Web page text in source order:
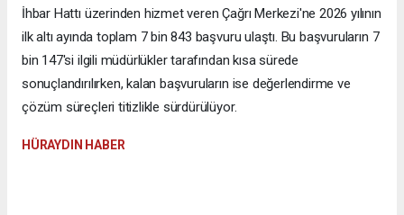
İhbar Hattı üzerinden hizmet veren Çağrı Merkezi'ne 2026 yılının
ilk altı ayında toplam 7 bin 843 başvuru ulaştı. Bu başvuruların 7
bin 147'si ilgili müdürlükler tarafından kısa sürede
sonuçlandırılırken, kalan başvuruların ise değerlendirme ve
çözüm süreçleri titizlikle sürdürülüyor.
HÜRAYDIN HABER